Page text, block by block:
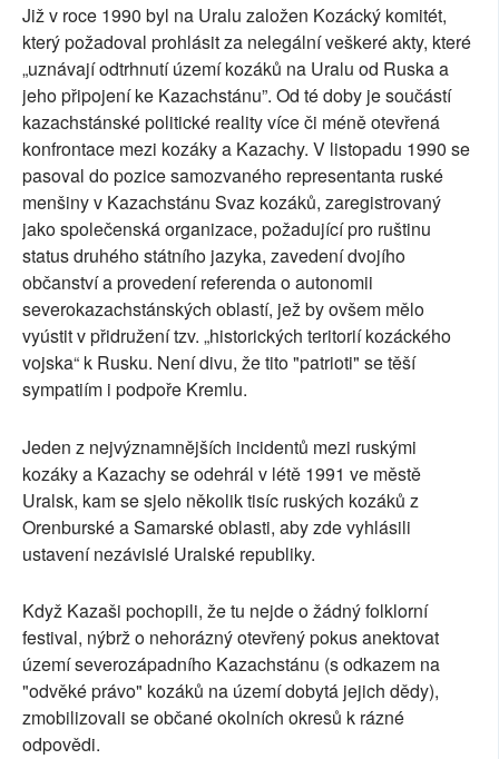
Již v roce 1990 byl na Uralu založen Kozácký komitét,
který požadoval prohlásit za nelegální veškeré akty, které
„uznávají odtrhnutí území kozáků na Uralu od Ruska a
jeho připojení ke Kazachstánu”. Od té doby je součástí
kazachstánské politické reality více či méně otevřená
konfrontace mezi kozáky a Kazachy. V listopadu 1990 se
pasoval do pozice samozvaného representanta ruské
menšiny v Kazachstánu Svaz kozáků, zaregistrovaný
jako společenská organizace, požadující pro ruštinu
status druhého státního jazyka, zavedení dvojího
občanství a provedení referenda o autonomii
severokazachstánských oblastí, jež by ovšem mělo
vyústit v přidružení tzv. „historických teritorií kozáckého
vojska“ k Rusku. Není divu, že tito "patrioti" se těší
sympatiím i podpoře Kremlu.
Jeden z nejvýznamnějších incidentů mezi ruskými
kozáky a Kazachy se odehrál v létě 1991 ve městě
Uralsk, kam se sjelo několik tisíc ruských kozáků z
Orenburské a Samarské oblasti, aby zde vyhlásili
ustavení nezávislé Uralské republiky.
Když Kazaši pochopili, že tu nejde o žádný folklorní
festival, nýbrž o nehorázný otevřený pokus anektovat
území severozápadního Kazachstánu (s odkazem na
"odvěké právo" kozáků na území dobytá jejich dědy),
zmobilizovali se občané okolních okresů k rázné
odpovědi.